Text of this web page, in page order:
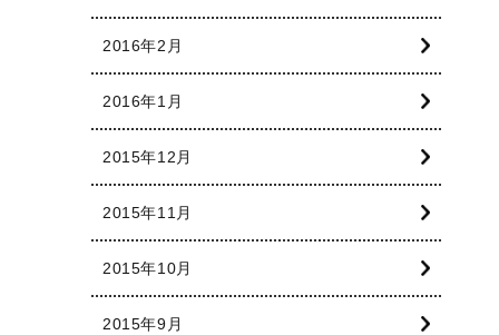
2016年2月
2016年1月
2015年12月
2015年11月
2015年10月
2015年9月